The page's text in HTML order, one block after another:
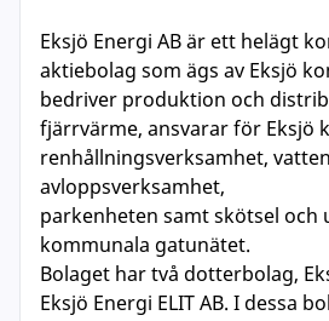
Eksjö Energi AB är ett helägt
aktiebolag som ägs av Eksjö
bedriver produktion och
fjärrvärme, ansvarar för Eksjö
renhållningsverksamhet,
avloppsverksamhet,
parkenheten samt skötsel och
kommunala gatunätet.
Bolaget har två dotterbolag,
Eksjö Energi ELIT AB. I dessa